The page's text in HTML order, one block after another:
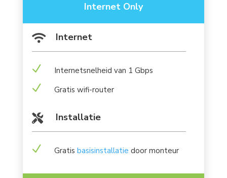
Internet Only
 Internet
N Internetsnelheid van 1 Gbps
N Gratis wifi-router
 Installatie
N Gratisbasisinstallatie door monteur